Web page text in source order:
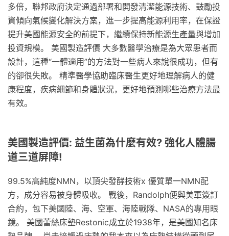
多倍，聯邦政府決定通過部署和開發清潔能源技術、鼓勵投
資傾向氣候變化解決方案，進一步提高能源利用率，在保證
提升美國能源安全的前提下，繼續保持新能源生產量與增加
投資規模。 美國製造評價 大多數醫學治療是為大眾患者而
設計，這種“一體適用”的方法對一些病人來說很成功，但有
的卻很失敗。 精準醫學協助臨床醫生更好地理解病人的健
康程度，疾病細節和身體狀況，更好地預測哪些治療方法最
有效。
美國製造評價: 益生菌為什麼有效? 強化人體腸
道三道屏障!
99.5%高純度NMN，以頂尖發酵技術x 優質單一NMN配
方，成分容易被身體吸收。 戰後，Randolph便與美軍簽訂
合約，包下美國陸、海、空軍、海陸戰隊、NASA的專用眼
鏡。 美國蕾絲床墊Restonic成立於1938年，是美國知名床